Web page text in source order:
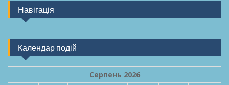
Навігація
Календар подій
Серпень 2026